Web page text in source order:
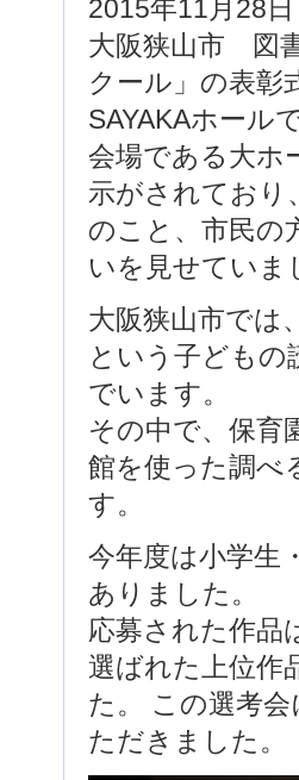
2015年11月28
大阪狭山市 図
クール」の表彰
SAYAKAホール
会場である大ホ
示がされており
のこと、市民の
いを見せていま
大阪狭山市では
という子どもの
でいます。
その中で、保育
館を使った調べ
す。
今年度は小学生
ありました。
応募された作品
選ばれた上位作
た。 この選考
ただきました。